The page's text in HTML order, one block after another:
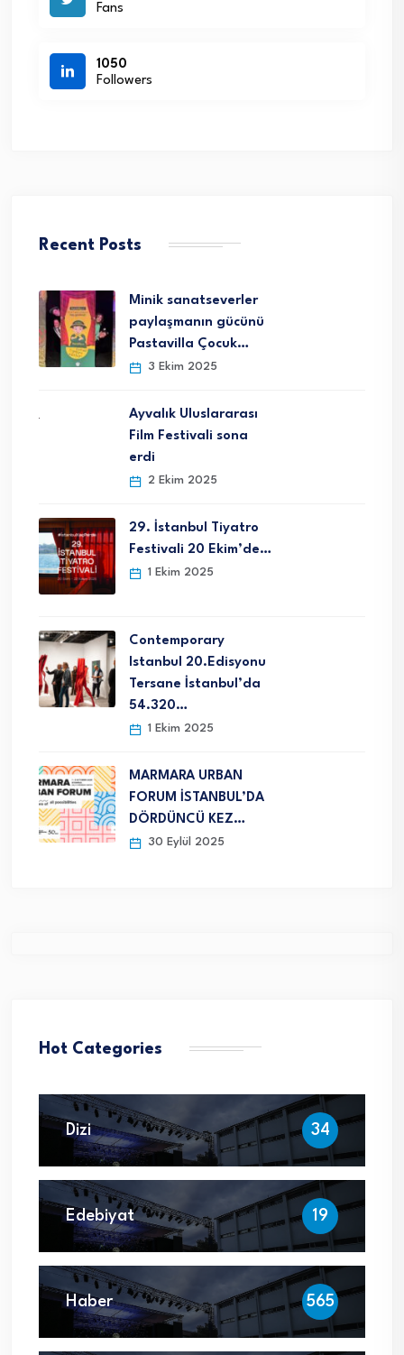
Fans
1050
Followers
Recent Posts
Minik sanatseverler
paylaşmanın gücünü
Pastavilla Çocuk…
3 Ekim 2025
Ayvalık Uluslararası
Film Festivali sona
erdi
2 Ekim 2025
29. İstanbul Tiyatro
Festivali 20 Ekim’de…
1 Ekim 2025
Contemporary
Istanbul 20.Edisyonu
Tersane İstanbul’da
54.320…
1 Ekim 2025
MARMARA URBAN
FORUM İSTANBUL’DA
DÖRDÜNCÜ KEZ…
30 Eylül 2025
Hot Categories
Dizi 34
Edebiyat 19
Haber 565